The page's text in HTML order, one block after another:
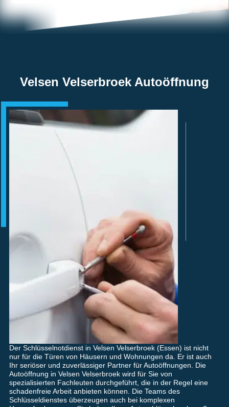
Velsen Velserbroek Autoöffnung
Der Schlüsselnotdienst in Velsen Velserbroek (Essen) ist nicht
nur für die Türen von Häusern und Wohnungen da. Er ist auch
Ihr seriöser und zuverlässiger Partner für Autoöffnungen. Die
Autoöffnung in Velsen Velserbroek wird für Sie von
spezialisierten Fachleuten durchgeführt, die in der Regel eine
schadenfreie Arbeit anbieten können. Die Teams des
Schlüsseldienstes überzeugen auch bei komplexen